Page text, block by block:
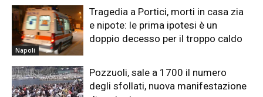
Napoli
Tragedia a Portici, morti in casa zia
e nipote: le prima ipotesi è un
doppio decesso per il troppo caldo
Pozzuoli, sale a 1700 il numero
degli sfollati, nuova manifestazione